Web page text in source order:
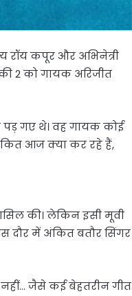
रॉय कपूर और अभिनेत्री
2 को गायक अरिजीत
पड़ गए थे। वह गायक कोई
आज क्या कर रहे हैं,
की। लेकिन इसी मूवी
दौर में अंकित बतौर सिंगर
नहीं… जैसे कई बेहतरीन गीत